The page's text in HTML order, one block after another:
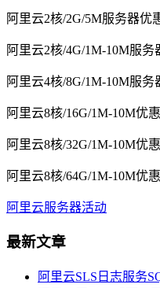
阿里云2核/2G/5M服务器优
阿里云2核/4G/1M-10M服务
阿里云4核/8G/1M-10M服务
阿里云8核/16G/1M-10M优
阿里云8核/32G/1M-10M优
阿里云8核/64G/1M-10M优
阿里云服务器活动
最新文章
阿里云SLS日志服务